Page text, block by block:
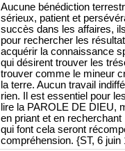
Aucune bénédiction
sérieux, patient et
succès dans les affaires,
pour rechercher les
acquérir la connaissance
qui désirent trouver les
trouver comme le mineur
la terre. Aucun travail
rien. Il est essentiel pour
lire la PAROLE DE DIEU,
en priant et en
qui font cela seront
compréhension. {ST, 6 juin